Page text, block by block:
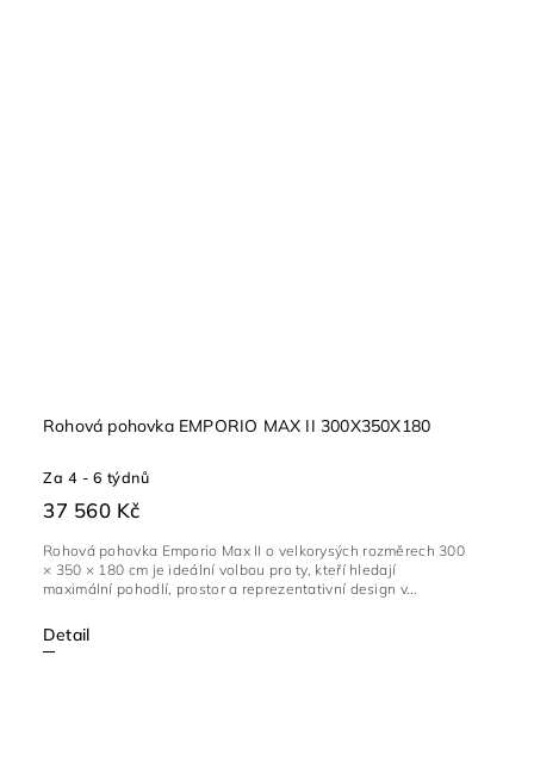
Rohová pohovka EMPORIO MAX II 300X350X180
Za 4 - 6 týdnů
37 560 Kč
Detail
Rohová pohovka Emporio Max II o velkorysých rozměrech 300
× 350 × 180 cm je ideální volbou pro ty, kteří hledají
maximální pohodlí, prostor a reprezentativní design v...